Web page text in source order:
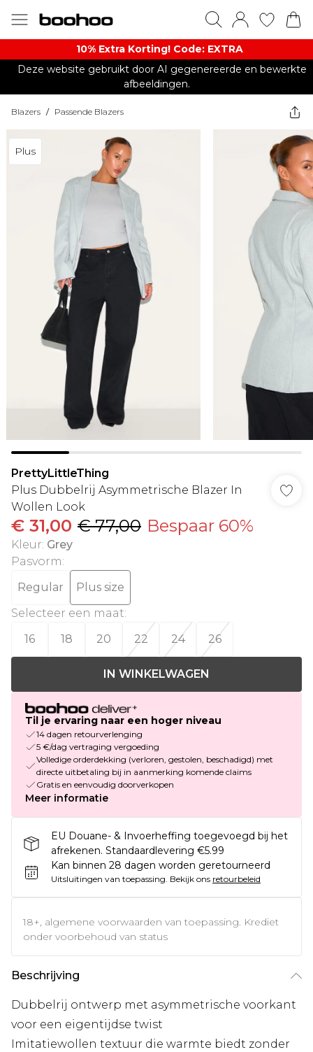
10% Extra Korting! Code: EXTRA​
Deze website gebruikt door AI gegenereerde en bewerkte
afbeeldingen.
Blazers / Passende Blazers
Plus
PrettyLittleThing
Plus Dubbelrij Asymmetrische Blazer In
Wollen Look
€ 31,00 € 77,00 Bespaar 60%
Kleur: Grey
Pasvorm:
Regular
Plus size
Selecteer een maat:
16
18 20 22 24 26
IN WINKELWAGEN
Til je ervaring naar een hoger niveau
14 dagen retourverlenging
5 €/dag vertraging vergoeding
Volledige orderdekking (verloren, gestolen, beschadigd) met
directe uitbetaling bij in aanmerking komende claims
Gratis en eenvoudig doorverkopen
Meer informatie
EU Douane- & Invoerheffing toegevoegd bij het
afrekenen. Standaardlevering €5.99
Kan binnen 28 dagen worden geretourneerd
Uitsluitingen van toepassing. Bekijk ons retourbeleid
18+, algemene voorwaarden van toepassing. Krediet
onder voorbehoud van status
Beschrijving
Dubbelrij ontwerp met asymmetrische voorkant
voor een eigentijdse twist
Imitatiewollen textuur die warmte biedt zonder